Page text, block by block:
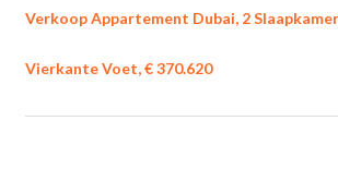
Verkoop Appartement Dubai, 2
Vierkante Voet, € 370.620